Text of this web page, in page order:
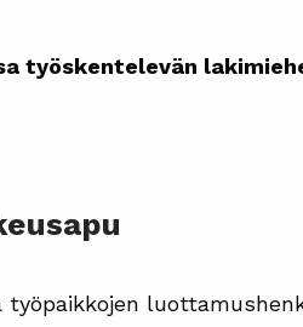
työskentelevän